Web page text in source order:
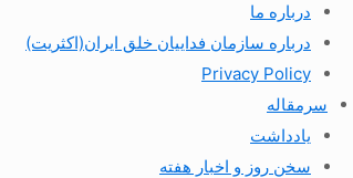
درباره ما
درباره سازمان فداییان خلق ایران(اکثریت)
Privacy Policy
سرمقاله
یادداشت
سخن روز و اخبار هفته